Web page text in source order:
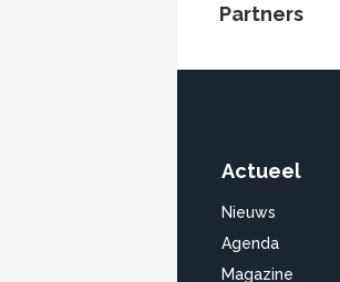
Partners
Actueel
Nieuws
Agenda
Magazine